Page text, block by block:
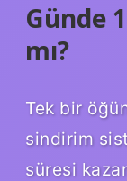
Günde
mı?
Tek bir
sindirim
süresi